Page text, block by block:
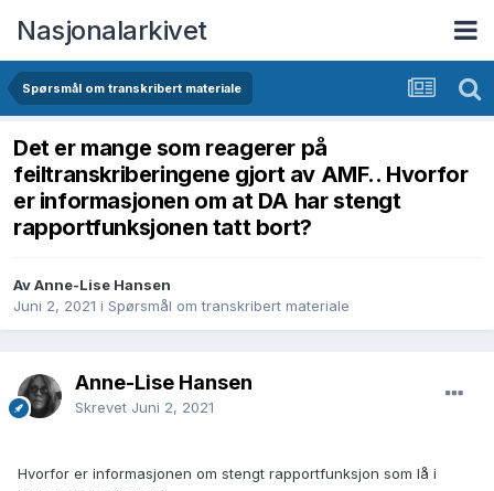
Nasjonalarkivet
Spørsmål om transkribert materiale
Det er mange som reagerer på
feiltranskriberingene gjort av AMF.. Hvorfor
er informasjonen om at DA har stengt
rapportfunksjonen tatt bort?
Av Anne-Lise Hansen
Juni 2, 2021 i Spørsmål om transkribert materiale
Anne-Lise Hansen
Skrevet Juni 2, 2021
Hvorfor er informasjonen om stengt rapportfunksjon som lå i